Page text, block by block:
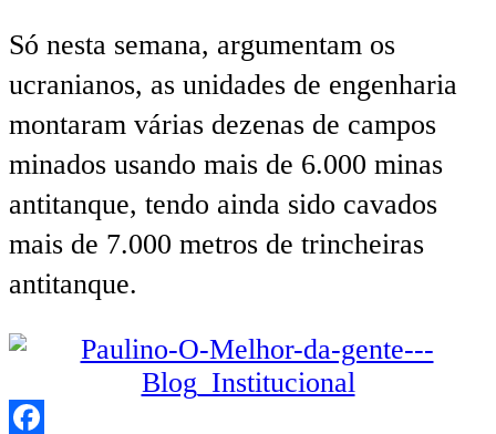
Só nesta semana, argumentam os
ucranianos, as unidades de engenharia
montaram várias dezenas de campos
minados usando mais de 6.000 minas
antitanque, tendo ainda sido cavados
mais de 7.000 metros de trincheiras
antitanque.